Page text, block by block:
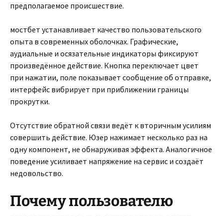
предполагаемое происшествие.
мостбет устанавливает качество пользовательского
опыта в современных оболочках. Графические,
аудиальные и осязательные индикаторы фиксируют
произведённое действие. Кнопка переключает цвет
при нажатии, поле показывает сообщение об отправке,
интерфейс вибрирует при приближении границы
прокрутки.
Отсутствие обратной связи ведёт к вторичным усилиям
совершить действие. Юзер нажимает несколько раз на
одну компонент, не обнаруживая эффекта. Аналогичное
поведение усиливает напряжение на сервис и создаёт
недовольство.
Почему пользователю